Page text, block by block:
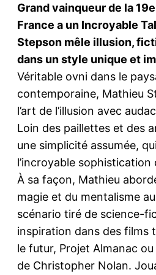
Grand vainqueur de la
France a un Incroyable
Stepson mêle illusion,
dans un style unique et
Véritable ovni dans le
contemporaine, Mathieu
l’art de l’illusion avec
Loin des paillettes et des
une simplicité assumée,
l’incroyable sophistication
À sa façon, Mathieu
magie et du mentalisme
scénario tiré de science-
inspiration dans des films
le futur, Projet Almanac
de Christopher Nolan.